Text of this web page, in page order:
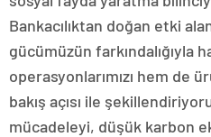
Bankacılıktan doğan etki
gücümüzün farkındalığıyla
operasyonlarımızı hem de
bakış açısı ile
mücadeleyi, düşük karbon